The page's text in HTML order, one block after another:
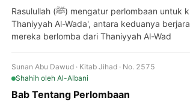
Rasulullah (ﷺ) mengatur perlombaan untuk kuda-kuda yang dimudamarkan dari Al-Hafiya' ke
Thaniyyah Al-Wada', antara keduanya
mereka berlomba dari Thaniyyah Al-Wad
Sunan Abu Dawud · Kitab Jihad · No. 2575
Shahih oleh Al-Albani
Bab Tentang Perlombaan